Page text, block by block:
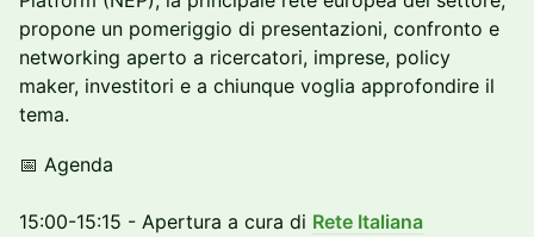
propone un pomeriggio di presentazioni, confronto e
networking aperto a ricercatori, imprese, policy
maker, investitori e a chiunque voglia approfondire il
tema.
📅 Agenda
15:00-15:15 - Apertura a cura di Rete Italiana